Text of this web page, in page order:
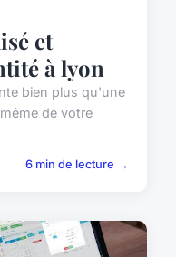
et
à lyon
bien plus qu'une
de votre
6 min de lecture →